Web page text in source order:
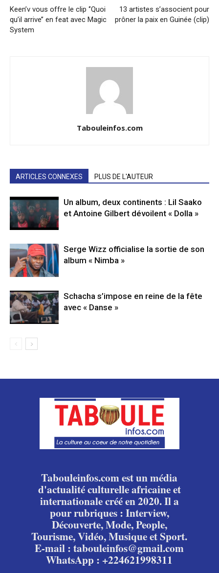
Keen’v vous offre le clip ‘’Quoi
qu’il arrive’’ en feat avec Magic
System
13 artistes s’associent pour
prôner la paix en Guinée (clip)
Tabouleinfos.com
ARTICLES CONNEXES PLUS DE L'AUTEUR
Un album, deux continents : Lil Saako
et Antoine Gilbert dévoilent « Dolla »
Serge Wizz officialise la sortie de son
album « Nimba »
Schacha s’impose en reine de la fête
avec « Danse »
Tabouleinfos.com est un média
d'actualité culturelle africaine et
internationale créé en 2020. Il a
pour rubriques : Interview,
Découverte, Mode, People,
Tourisme, Vidéo, Musique et Sport.
E-mail : tabouleinfos@gmail.com
WhatsApp : +224621998311